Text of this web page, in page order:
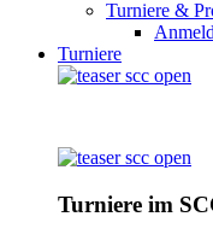
Turniere &
Turniere
Turniere im